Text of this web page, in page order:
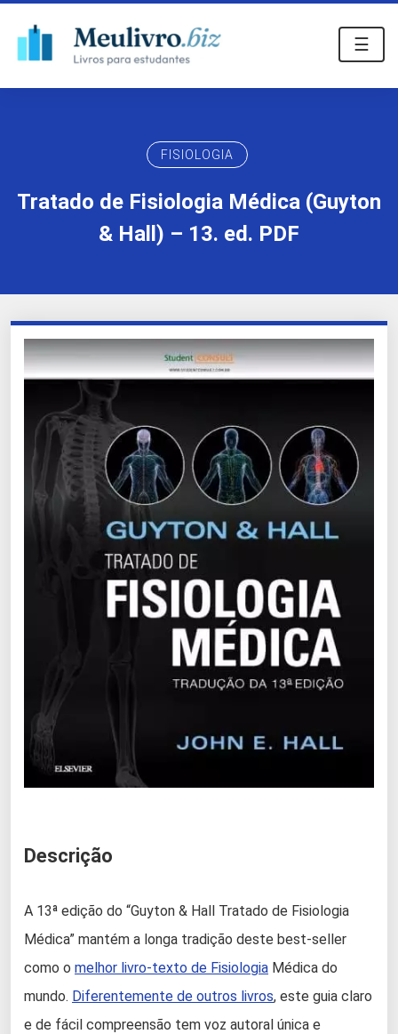
☰
FISIOLOGIA
Tratado de Fisiologia Médica (Guyton
& Hall) – 13. ed. PDF
Descrição
A 13ª edição do “Guyton & Hall Tratado de Fisiologia
Médica” mantém a longa tradição deste best-seller
como o melhor livro-texto de Fisiologia Médica do
mundo. Diferentemente de outros livros, este guia claro
e de fácil compreensão tem voz autoral única e